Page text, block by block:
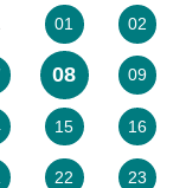
01 02
08 09
15 16
22 23